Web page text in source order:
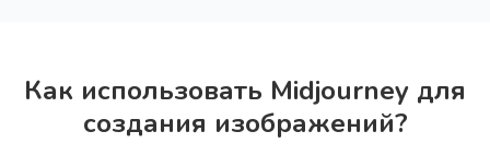
Как использовать Midjourney для
создания изображений?